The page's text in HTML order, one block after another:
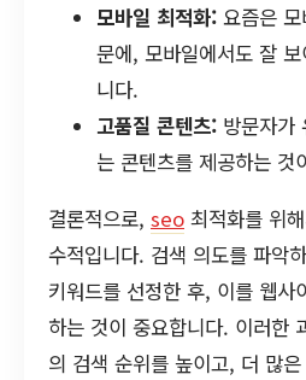
모바일 최적화: 요즘은
문에, 모바일에서도 잘
니다.
고품질 콘텐츠: 방문자가
는 콘텐츠를 제공하는 것
결론적으로, seo 최적화를 위
수적입니다. 검색 의도를 파악
키워드를 선정한 후, 이를 웹사
하는 것이 중요합니다. 이러한
의 검색 순위를 높이고, 더 많